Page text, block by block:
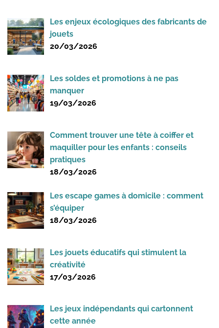
Les enjeux écologiques des fabricants de
jouets
20/03/2026
Les soldes et promotions à ne pas
manquer
19/03/2026
Comment trouver une tête à coiffer et
maquiller pour les enfants : conseils
pratiques
18/03/2026
Les escape games à domicile : comment
s’équiper
18/03/2026
Les jouets éducatifs qui stimulent la
créativité
17/03/2026
Les jeux indépendants qui cartonnent
cette année